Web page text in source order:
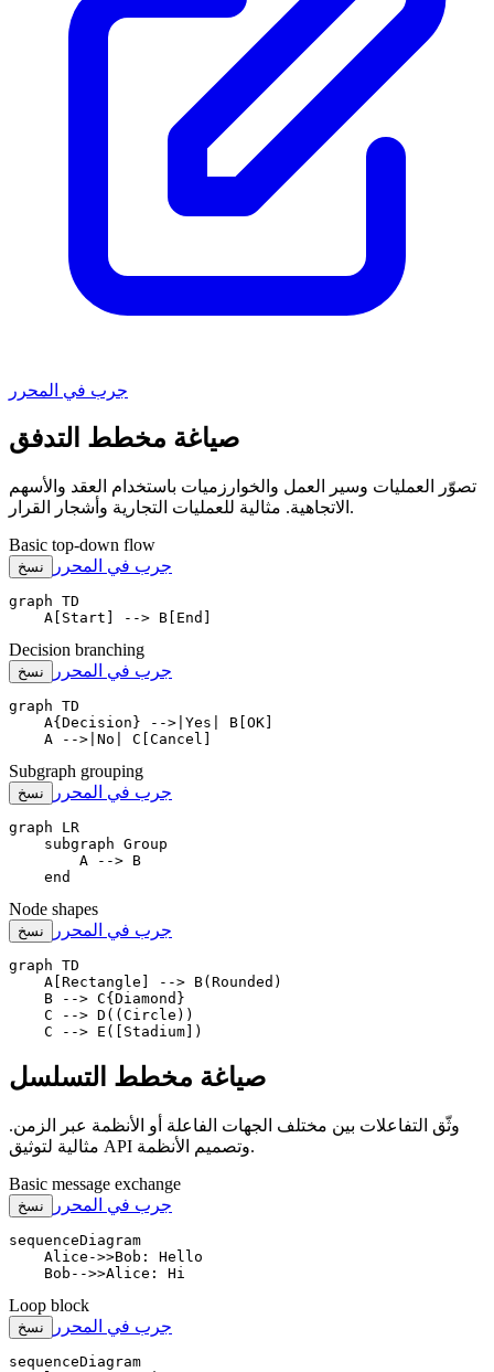
جرب في المحرر
صياغة مخطط التدفق
تصوّر العمليات وسير العمل والخوارزميات باستخدام العقد والأسهم
الاتجاهية. مثالية للعمليات التجارية وأشجار القرار.
Basic top-down flow
نسخ جرب في المحرر
graph TD
    A[Start] --> B[End]
Decision branching
نسخ جرب في المحرر
graph TD
    A{Decision} -->|Yes| B[OK]
    A -->|No| C[Cancel]
Subgraph grouping
نسخ جرب في المحرر
graph LR
    subgraph Group
        A --> B
    end
Node shapes
نسخ جرب في المحرر
graph TD
    A[Rectangle] --> B(Rounded)
    B --> C{Diamond}
    C --> D((Circle))
    C --> E([Stadium])
صياغة مخطط التسلسل
وثّق التفاعلات بين مختلف الجهات الفاعلة أو الأنظمة عبر الزمن.
مثالية لتوثيق API وتصميم الأنظمة.
Basic message exchange
نسخ جرب في المحرر
sequenceDiagram
    Alice->>Bob: Hello
    Bob-->>Alice: Hi
Loop block
نسخ جرب في المحرر
sequenceDiagram